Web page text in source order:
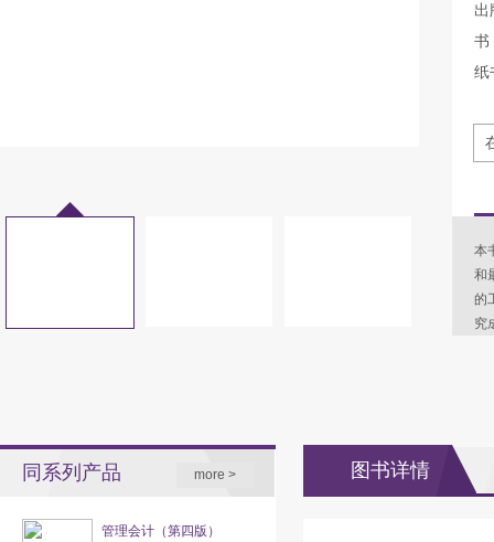
出
纸
本
和
的
究
同系列产品 more >
管理会计（第四版）
图书详情